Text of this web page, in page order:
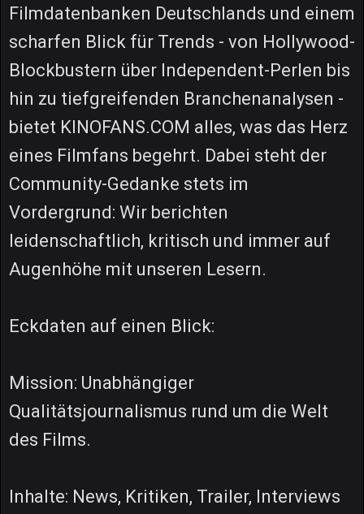
Filmdatenbanken Deutschlands und einem
scharfen Blick für Trends - von Hollywood-
Blockbustern über Independent-Perlen bis
hin zu tiefgreifenden Branchenanalysen -
bietet KINOFANS.COM alles, was das Herz
eines Filmfans begehrt. Dabei steht der
Community-Gedanke stets im
Vordergrund: Wir berichten
leidenschaftlich, kritisch und immer auf
Augenhöhe mit unseren Lesern.
Eckdaten auf einen Blick:
Mission: Unabhängiger
Qualitätsjournalismus rund um die Welt
des Films.
Inhalte: News, Kritiken, Trailer, Interviews